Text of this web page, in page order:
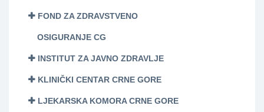
FOND ZA ZDRAVSTVENO
OSIGURANJE CG
INSTITUT ZA JAVNO ZDRAVLJE
KLINIČKI CENTAR CRNE GORE
LJEKARSKA KOMORA CRNE GORE